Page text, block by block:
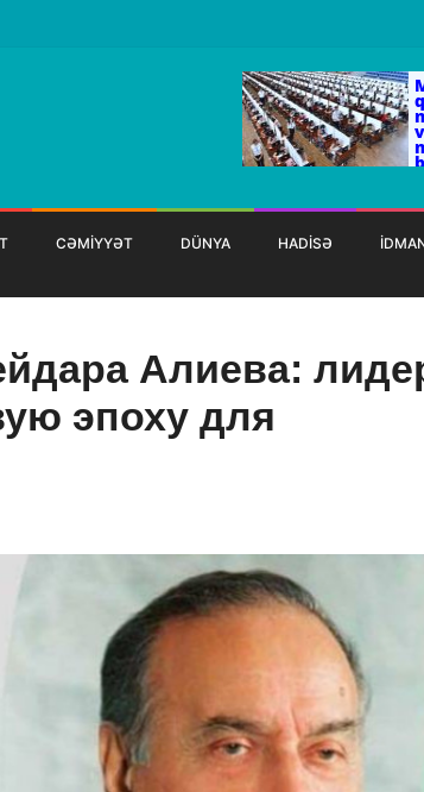
CƏMİYYƏT DÜNYA HADİSƏ
Алиева:
эпоху для